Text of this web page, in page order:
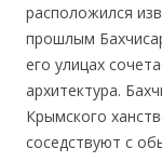
расположился
прошлым
его улицах
архитектура.
Крымского
соседствуют с